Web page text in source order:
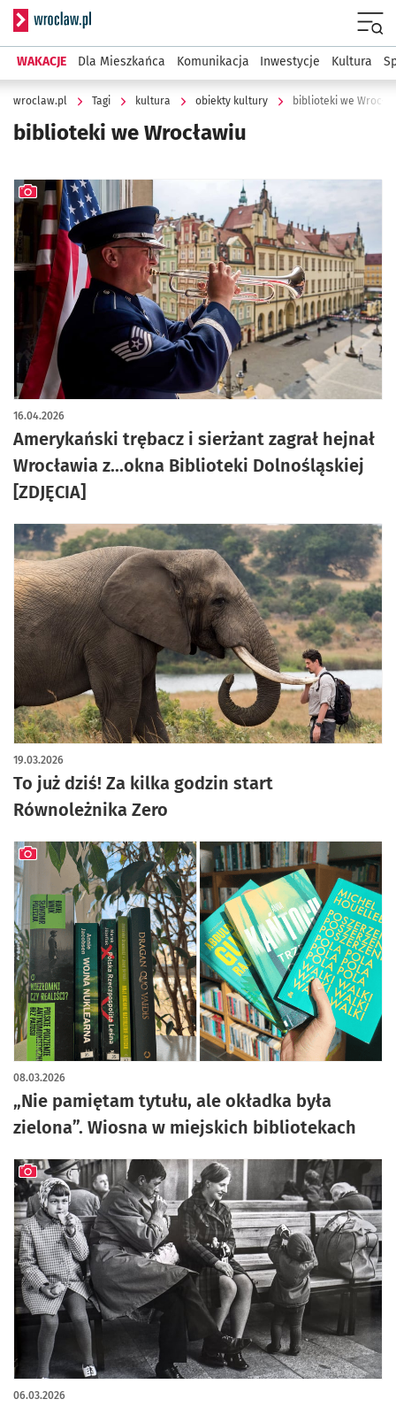
Serwis informacyjny wroclaw.pl
WAKACJE Dla Mieszkańca Komunikacja Inwestycje Kultura
wroclaw.pl Tagi kultura obiekty kultury biblioteki we
biblioteki we Wrocławiu
Amerykański trębacz i sierżant zagrał hejnał
Wrocławia z...okna Biblioteki Dolnośląskiej
[ZDJĘCIA]
16.04.2026
artykuł z galerią zdjęć
To już dziś! Za kilka godzin start
Równoleżnika Zero
19.03.2026
„Nie pamiętam tytułu, ale okładka była
zielona”. Wiosna w miejskich bibliotekach
08.03.2026
artykuł z galerią zdjęć
06.03.2026
artykuł z galerią zdjęć